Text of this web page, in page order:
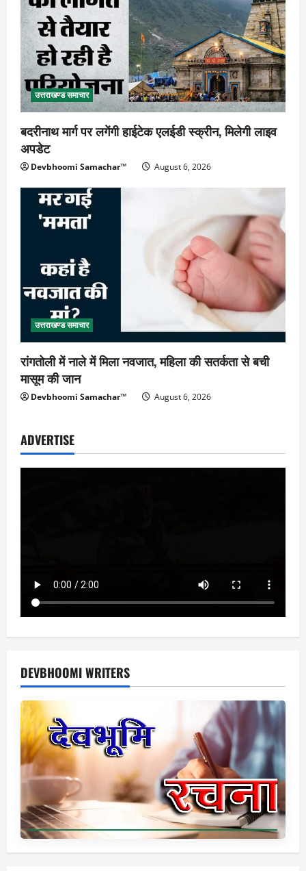
उत्तराखण्ड समाचार
बदरीनाथ मार्ग पर लगेंगी हाईटेक एलईडी स्क्रीन, मिलेगी लाइव
अपडेट
Devbhoomi Samachar™ August 6, 2026
उत्तराखण्ड समाचार
रांगतोली में नाले में मिला नवजात, महिला की सतर्कता से बची
मासूम की जान
Devbhoomi Samachar™ August 6, 2026
ADVERTISE
DEVBHOOMI WRITERS